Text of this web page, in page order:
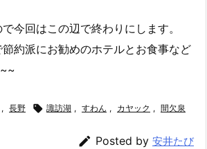
今回はこの辺で終わりにします。
約派にお勧めのホテルとお食事など
, 長野  諏訪湖 , すわん , カヤック , 間欠泉
 Posted by 安井たび